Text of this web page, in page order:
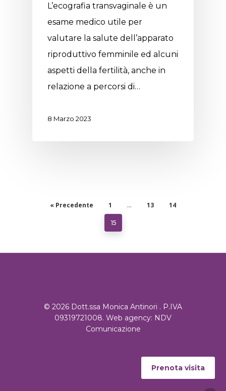
L’ecografia transvaginale è un
esame medico utile per
valutare la salute dell’apparato
riproduttivo femminile ed alcuni
aspetti della fertilità, anche in
relazione a percorsi di…
8 Marzo 2023
« Precedente 1 … 13 14
15
© 2026 Dott.ssa Monica Antinori . P.IVA
09319721008. Web agency: NDV
Comunicazione
Prenota visita